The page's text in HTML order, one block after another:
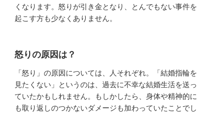
くなります。怒りが引き金となり、とんでもない事件を
起こす方も少なくありません。
怒りの原因は？
「怒り」の原因については、人それぞれ。「結婚指輪を
見たくない」というのは、過去に不幸な結婚生活を送っ
ていたかもしれません。もしかしたら、身体や精神的に
も取り返しのつかないダメージも加わっていたことでし